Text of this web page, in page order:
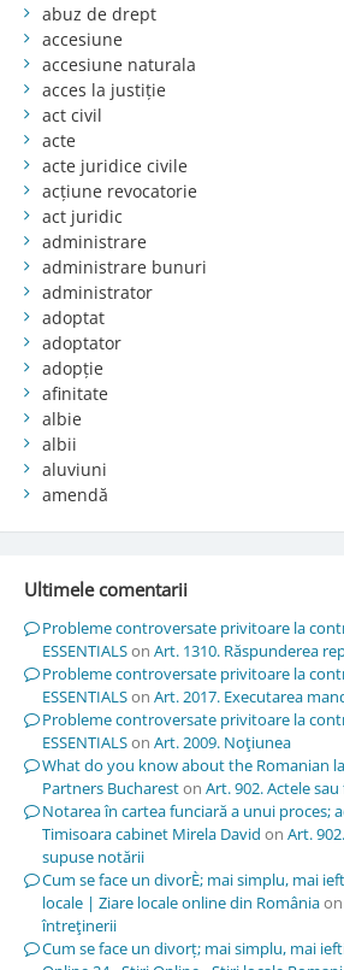
abuz de drept
accesiune
accesiune naturala
acces la justiție
act civil
acte
acte juridice civile
acțiune revocatorie
act juridic
administrare
administrare bunuri
administrator
adoptat
adoptator
adopție
afinitate
albie
albii
aluviuni
amendă
Ultimele comentarii
Probleme controversate privitoare la
ESSENTIALSon Art. 1310. Răspunderea
Probleme controversate privitoare la
ESSENTIALSon Art. 2017. Executarea
Probleme controversate privitoare la
ESSENTIALSon Art. 2009. Noţiunea
What do you know about the Romanian
Partners Buchareston Art. 902. Actele
Notarea în cartea funciară a unui proces;
Timisoara cabinet Mirela David on Art.
supuse notării
Cum se face un divorÈ; mai simplu, mai
locale | Ziare locale online din Româniaon
întreţinerii
Cum se face un divorț; mai simplu, mai